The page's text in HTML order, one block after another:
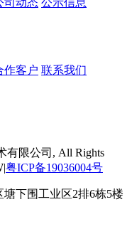
作客户 联系我们
有限公司, All Rights
粤ICP备19036004号
下围工业区2排6栋5楼